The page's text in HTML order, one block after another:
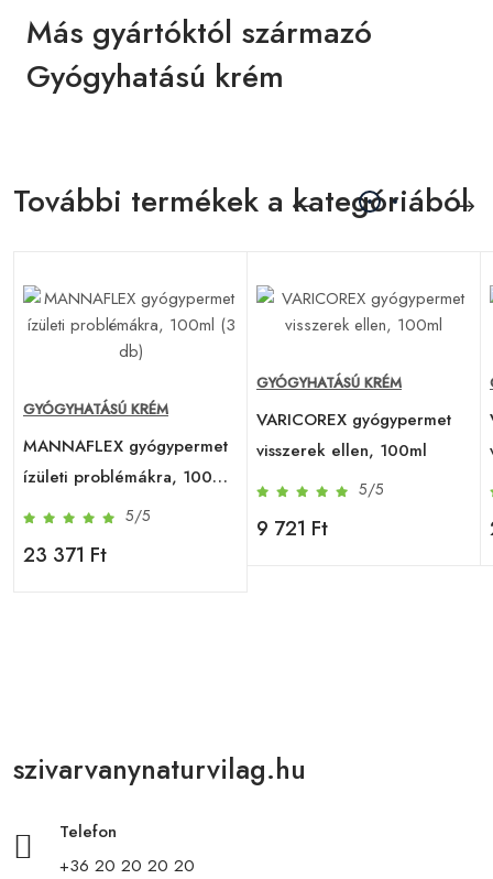
Más gyártóktól származó
Gyógyhatású krém
További termékek a kategóriából
GYÓGYHATÁSÚ KRÉM
MANNAFLEX gyógypermet
ízületi problémákra, 100ml
(3 db)
5/5
23 371 Ft
GYÓGYHATÁSÚ KRÉM
VARICOREX gyógypermet
visszerek ellen, 100ml
5/5
9 721 Ft
szivarvanynaturvilag.hu
Telefon
+36 20 20 20 20